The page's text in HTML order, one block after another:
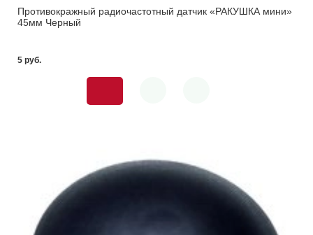
Противокражный радиочастотный датчик «РАКУШКА мини»
45мм Черный
5 pуб.